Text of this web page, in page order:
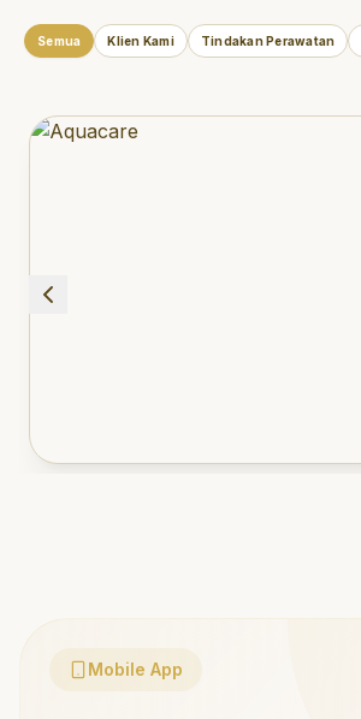
Semua Klien Kami Tindakan Perawatan
Mobile App